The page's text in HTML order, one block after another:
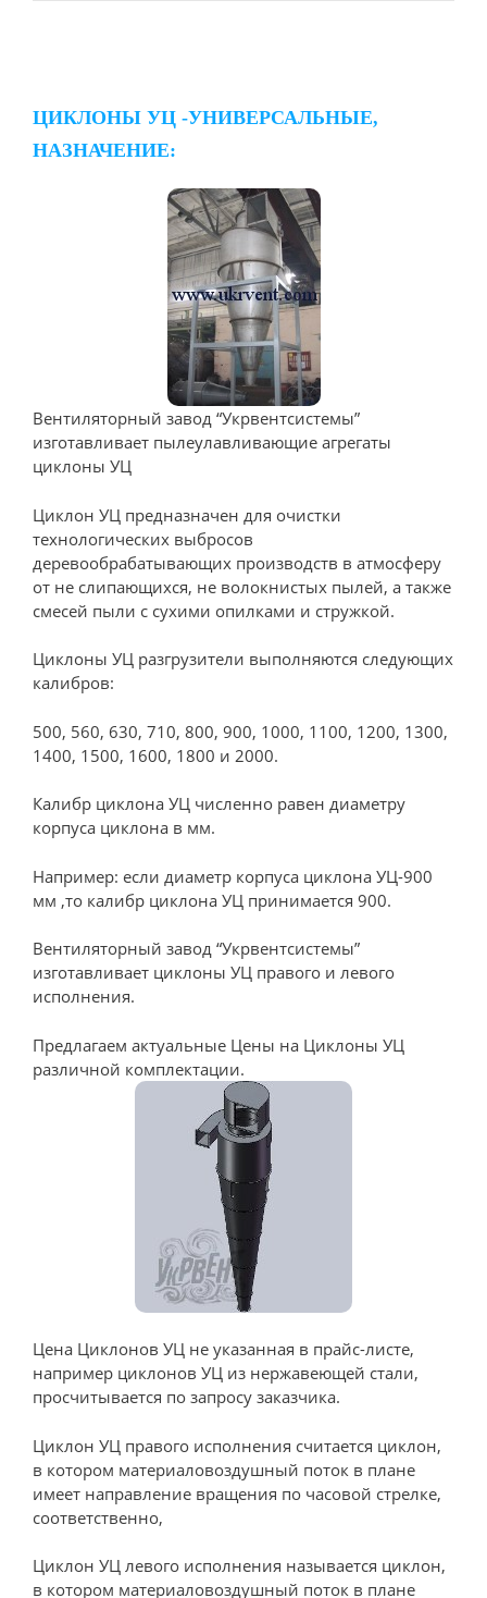
ЦИКЛОНЫ УЦ -УНИВЕРСАЛЬНЫЕ,
НАЗНАЧЕНИЕ:
Вентиляторный завод “Укрвентсистемы”
изготавливает пылеулавливающие агрегаты
циклоны УЦ
Циклон УЦ предназначен для очистки
технологических выбросов
деревообрабатывающих производств в атмосферу
от не слипающихся, не волокнистых пылей, а также
смесей пыли с сухими опилками и стружкой.
Циклоны УЦ разгрузители выполняются следующих
калибров:
500, 560, 630, 710, 800, 900, 1000, 1100, 1200, 1300,
1400, 1500, 1600, 1800 и 2000.
Калибр циклона УЦ численно равен диаметру
корпуса циклона в мм.
Например: если диаметр корпуса циклона УЦ-900
мм ,то калибр циклона УЦ принимается 900.
Вентиляторный завод “Укрвентсистемы”
изготавливает циклоны УЦ правого и левого
исполнения.
Предлагаем актуальные Цены на Циклоны УЦ
различной комплектации.
Цена Циклонов УЦ не указанная в прайс-листе,
например циклонов УЦ из нержавеющей стали,
просчитывается по запросу заказчика.
Циклон УЦ правого исполнения считается циклон,
в котором материаловоздушный поток в плане
имеет направление вращения по часовой стрелке,
соответственно,
Циклон УЦ левого исполнения называется циклон,
в котором материаловоздушный поток в плане